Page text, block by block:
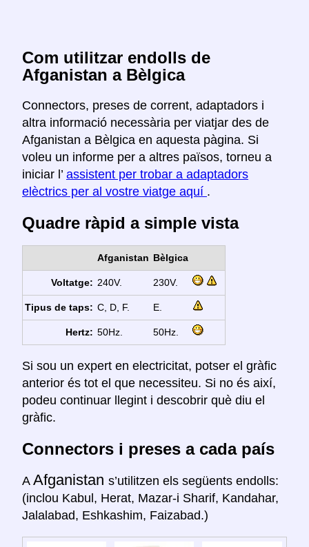
Com utilitzar endolls de
Afganistan a Bèlgica
Connectors, preses de corrent, adaptadors i
altra informació necessària per viatjar des de
Afganistan a Bèlgica en aquesta pàgina. Si
voleu un informe per a altres països, torneu a
iniciar l’ assistent per trobar a adaptadors
elèctrics per al vostre viatge aquí .
Quadre ràpid a simple vista
Afganistan Bèlgica
Voltatge: 240V. 230V.
Tipus de taps: C, D, F. E.
Hertz: 50Hz. 50Hz.
Si sou un expert en electricitat, potser el gràfic
anterior és tot el que necessiteu. Si no és així,
podeu continuar llegint i descobrir què diu el
gràfic.
Connectors i preses a cada país
A Afganistan s’utilitzen els següents endolls:
(inclou Kabul, Herat, Mazar-i Sharif, Kandahar,
Jalalabad, Eshkashim, Faizabad.)